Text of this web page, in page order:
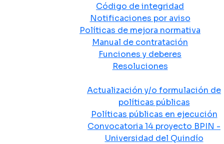
Código de integridad
Notificaciones por aviso
Políticas de mejora normativa
Manual de contratación
Funciones y deberes
Resoluciones
Actualización y/o formulación de
políticas públicas
Políticas públicas en ejecución
Convocatoria 14 proyecto BPIN -
Universidad del Quindío